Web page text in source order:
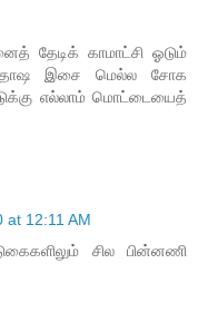
காமாட்சி ஓடும்
இசை மெல்ல சோக
எல்லாம் மொட்டையைத்
at 12:11 AM
சில பின்னணி